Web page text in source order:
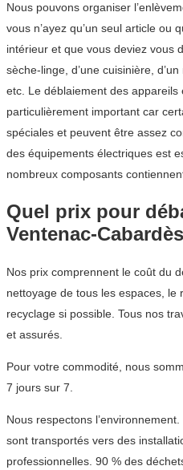
Nous pouvons organiser
vous n’ayez qu’un seul article ou
intérieur et que vous deviez vous
sèche-linge, d’une cuisinière,
etc. Le déblaiement des appareils
particulièrement important car
spéciales et peuvent être assez
des équipements électriques est
nombreux composants
Quel prix pour
Ventenac-
Nos prix comprennent le coût du
nettoyage de tous les espaces,
recyclage si possible. Tous nos
et assurés.
Pour votre commodité, nous
7 jours sur 7.
Nous respectons
sont transportés vers des
professionnelles. 90 % des